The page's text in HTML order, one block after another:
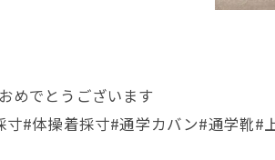
めでとうございます
寸#体操着採寸#通学カバン#通学靴#